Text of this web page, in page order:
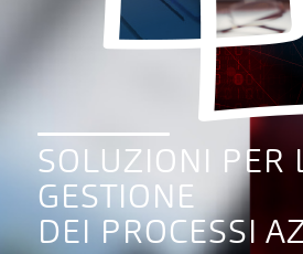
SOLUZIONI PER
GESTIONE
DEI PROCESSI